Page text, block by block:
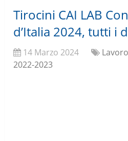
Tirocini CAI LAB
d’Italia 2024, tutti i
14 Marzo 2024
2022-2023